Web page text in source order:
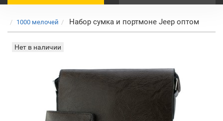
1000 мелочей Набор сумка и портмоне Jeep оптом
Нет в наличии